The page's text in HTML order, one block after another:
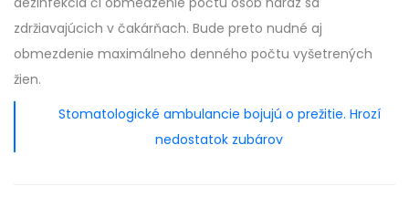
zdržiavajúcich v čakárňach. Bude preto nudné aj
obmezdenie maximálneho denného počtu vyšetrených
žien.
Stomatologické ambulancie bojujú o prežitie. Hrozí
nedostatok zubárov